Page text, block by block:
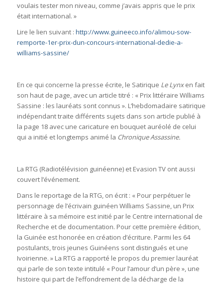
voulais tester mon niveau, comme j’avais appris que le prix
était international. »
Lire le lien suivant : http://www.guineeco.info/alimou-sow-
remporte-1er-prix-dun-concours-international-dedie-a-
williams-sassine/
En ce qui concerne la presse écrite, le Satirique Le Lynxen fait
son haut de page, avec un article titré : « Prix littéraire Williams
Sassine : les lauréats sont connus ». L’hebdomadaire satirique
indépendant traite différents sujets dans son article publié à
la page 18 avec une caricature en bouquet auréolé de celui
qui a initié et longtemps animé la Chronique Assassine.
La RTG (Radiotélévision guinéenne) et Evasion TV ont aussi
couvert l’événement.
Dans le reportage de la RTG, on écrit : « Pour perpétuer le
personnage de l’écrivain guinéen Williams Sassine, un Prix
littéraire à sa mémoire est initié par le Centre international de
Recherche et de documentation. Pour cette première édition,
la Guinée est honorée en création d’écriture. Parmi les 64
postulants, trois jeunes Guinéens sont distingués et une
Ivoirienne. » La RTG a rapporté le propos du premier lauréat
qui parle de son texte intitulé « Pour l’amour d’un père », une
histoire qui part de l’effondrement de la décharge de la